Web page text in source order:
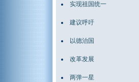
实现祖国统一
建议呼吁
以德治国
改革发展
两弹一星